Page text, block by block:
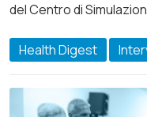
del Centro di
Health Digest